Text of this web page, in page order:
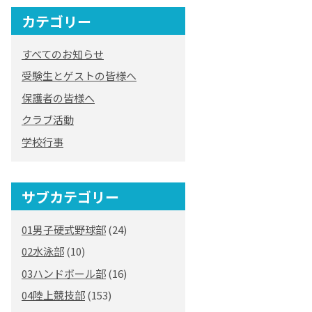
カテゴリー
すべてのお知らせ
受験生とゲストの皆様へ
保護者の皆様へ
クラブ活動
学校行事
サブカテゴリー
01男子硬式野球部(24)
02水泳部(10)
03ハンドボール部(16)
04陸上競技部(153)